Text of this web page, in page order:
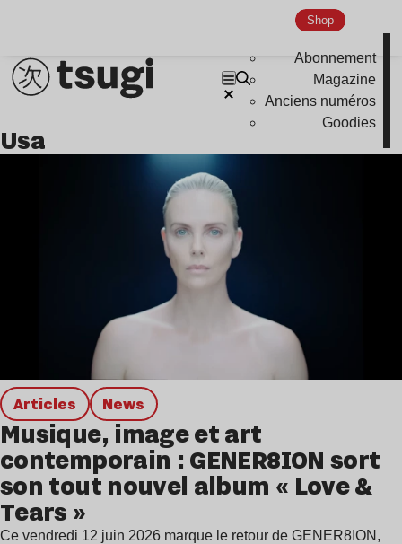
Shop
Abonnement
Magazine
Anciens numéros
Goodies
usa
Articles news
Musique, image et art
contemporain : GENER8ION sort
son tout nouvel album « Love &
Tears »
Ce vendredi 12 juin 2026 marque le retour de GENER8ION,